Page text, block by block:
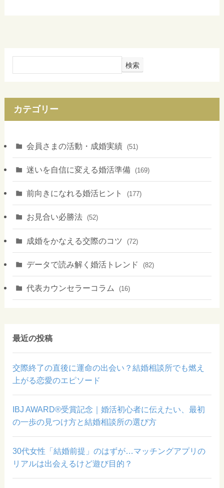
検索
カテゴリー
会員さまの活動・成婚実績 (51)
迷いを自信に変える婚活準備 (169)
前向きになれる婚活ヒント (177)
お見合い必勝法 (52)
成婚をかなえる交際のコツ (72)
データで読み解く婚活トレンド (82)
代表カウンセラーコラム (16)
最近の投稿
交際終了の直後に運命の出会い？結婚相談所でも燃え
上がる恋愛のエピソード
IBJ AWARD®受賞記念｜婚活初心者に伝えたい、最初
の一歩の見つけ方と結婚相談所の選び方
30代女性「結婚前提」のはずが…マッチングアプリの
リアルは出会えるけど遊び目的？